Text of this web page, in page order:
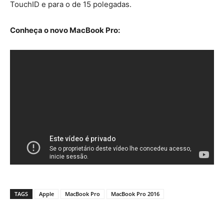
TouchID e para o de 15 polegadas.
Conheça o novo MacBook Pro:
TAGS Apple MacBook Pro MacBook Pro 2016